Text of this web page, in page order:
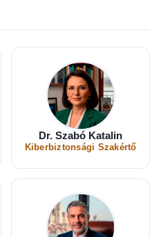
Dr. Szabó Katalin
Kiberbiztonsági Szakértő